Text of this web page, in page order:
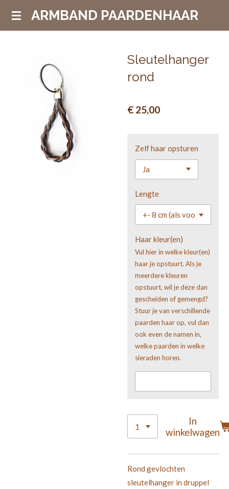
Ga
hoofdinhoud
ARMBAND PAARDENHAAR
Sleutelhanger
rond
€ 25,00
Zelf haar opsturen
Lengte
Haar kleur(en)
Vul hier in welke kleur(en)
haar je opstuurt. Als je
meerdere kleuren
opstuurt, wil je deze dan
gescheiden of gemengd?
Stuur je van verschillende
paarden haar op, vul dan
ook even de namen in,
welke paarden in welke
sieraden horen.
In
winkelwagen
Rond gevlochten
sleutelhanger in druppel